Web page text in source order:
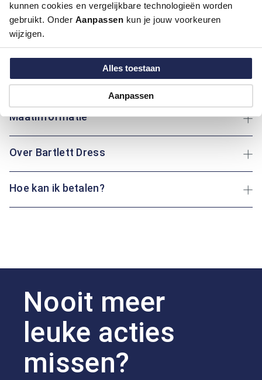
kunnen cookies en vergelijkbare technologieën worden
gebruikt. Onder Aanpassen kun je jouw voorkeuren
wijzigen.
Alles toestaan
Aanpassen
polyester voelt zacht aan, ademt goed en blijft langer mooi,
terwijl het ook snel droogt en makkelijk strijkt. De
knoopsluiting en verstelbare manchetten maken aan- en
uittrekken eenvoudig en zorgen voor een nette afwerking. Of
je nu naar een afspraak gaat of een wandeling maakt: dit
overhemd geeft je de hele dag een verzorgde, comfortabele
basis.
Maatinformatie
Over Bartlett Dress
Hoe kan ik betalen?
Nooit meer
leuke acties
missen?